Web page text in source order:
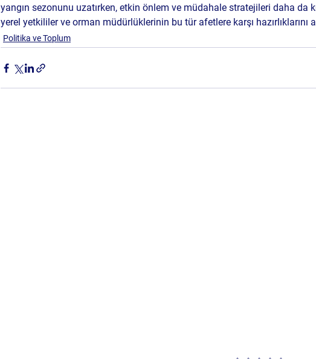
yangın sezonunu uzatırken, etkin önlem ve müdahale stratejileri daha da
yerel yetkililer ve orman müdürlüklerinin bu tür afetlere karşı hazırlıklarını
Politika ve Toplum